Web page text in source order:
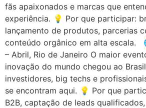
fãs apaixonados e marcas que
experiência. 💡 Por que participar:
lançamento de produtos, parcerias
conteúdo orgânico em alta escala.
– Abril, Rio de Janeiro O maior
inovação do mundo chegou ao
investidores, big techs e
se encontram aqui. 💡 Por que
B2B, captação de leads